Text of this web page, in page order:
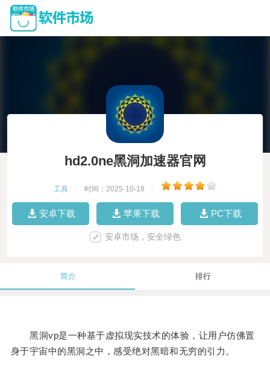
hd2.0ne黑洞加速器官网
工具 时间：2025-10-18
安卓下载 苹果下载 PC下载
安卓市场，安全绿色
简介 排行
黑洞vp是一种基于虚拟现实技术的体验，让用户仿佛置
身于宇宙中的黑洞之中，感受绝对黑暗和无穷的引力。